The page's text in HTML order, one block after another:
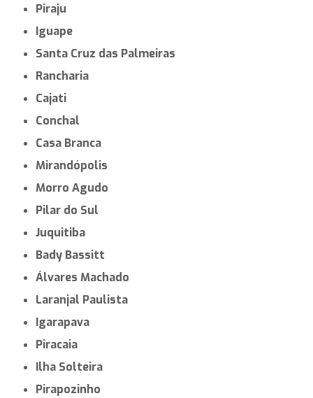
Piraju
Iguape
Santa Cruz das Palmeiras
Rancharia
Cajati
Conchal
Casa Branca
Mirandópolis
Morro Agudo
Pilar do Sul
Juquitiba
Bady Bassitt
Álvares Machado
Laranjal Paulista
Igarapava
Piracaia
Ilha Solteira
Pirapozinho